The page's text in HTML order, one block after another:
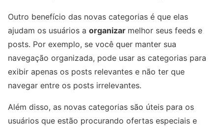
Outro benefício das novas categorias é que elas
ajudam os usuários a organizar melhor seus feeds e
posts. Por exemplo, se você quer manter sua
navegação organizada, pode usar as categorias para
exibir apenas os posts relevantes e não ter que
navegar entre os posts irrelevantes.
Além disso, as novas categorias são úteis para os
usuários que estão procurando ofertas especiais e